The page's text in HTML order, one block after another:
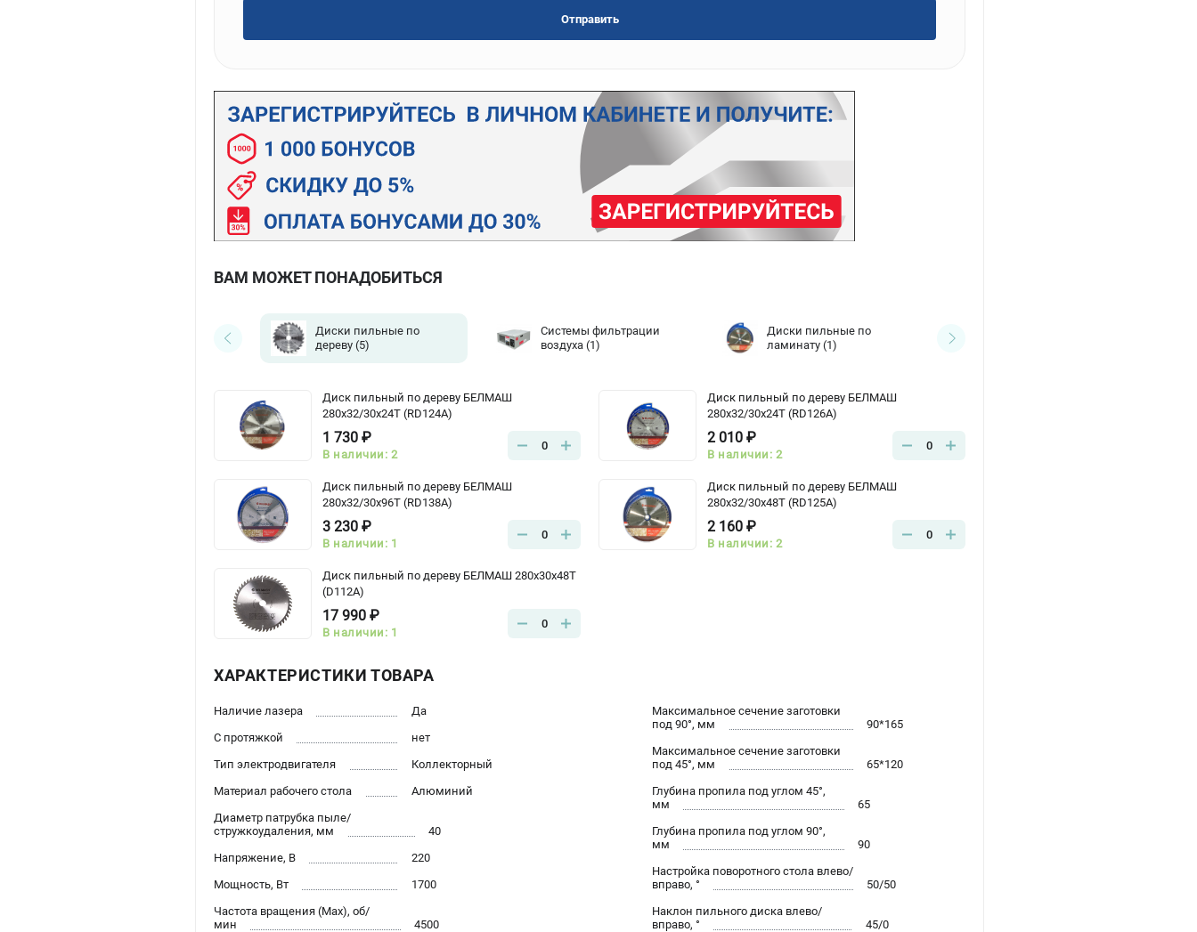
Отправить
ВАМ МОЖЕТ ПОНАДОБИТЬСЯ
Диски пильные по
дереву (5)
Системы фильтрации
воздуха (1)
Диски пильные по
ламинату(1)
Диск пильный по дереву БЕЛМАШ
280x32/30x24T (RD124A)
1 730 ₽
В наличии: 2
0
Диск пильный по дереву БЕЛМАШ
280x32/30x24T (RD126A)
2 010 ₽
В наличии: 2
0
Диск пильный по дереву БЕЛМАШ
280x32/30x96T (RD138A)
3 230 ₽
В наличии: 1
0
Диск пильный по дереву БЕЛМАШ
280х32/30x48Т (RD125A)
2 160 ₽
В наличии: 2
0
Диск пильный по дереву БЕЛМАШ 280x30x48T
(D112A)
17 990 ₽
В наличии: 1
0
ХАРАКТЕРИСТИКИ ТОВАРА
Наличие лазера
Да
С протяжкой
нет
Тип электродвигателя
Коллекторный
Материал рабочего стола
Алюминий
Диаметр патрубка пыле/
стружкоудаления, мм
40
Напряжение, В
220
Мощность, Вт
1700
Частота вращения (Max), об/
мин
4500
Максимальное сечение заготовки
под 90°, мм
90*165
Максимальное сечение заготовки
под 45°, мм
65*120
Глубина пропила под углом 45°,
мм
65
Глубина пропила под углом 90°,
мм
90
Настройка поворотного стола влево/
вправо, °
50/50
Наклон пильного диска влево/
вправо, °
45/0